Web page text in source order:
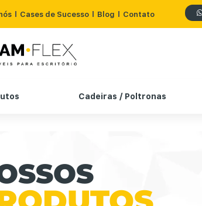
Cases de Sucesso Blog Contato
Cadeiras / Poltronas